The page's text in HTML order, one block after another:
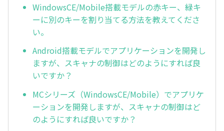
WindowsCE/Mobile搭載モデルの赤キー、緑キ
ーに別のキーを割り当てる方法を教えてくださ
い。
Android搭載モデルでアプリケーションを開発し
ますが、スキャナの制御はどのようにすれば良
いですか？
MCシリーズ（WindowsCE/Mobile）でアプリケ
ーションを開発しますが、スキャナの制御はど
のようにすれば良いですか？